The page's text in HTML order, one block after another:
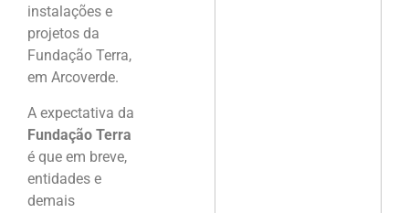
instalações e
projetos da
Fundação Terra,
em Arcoverde.
A expectativa da
Fundação Terra
é que em breve,
entidades e
demais